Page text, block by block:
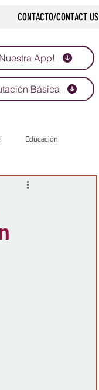
CONTACTO/CONTACT US
App!
Básica
Educación
que inspiran